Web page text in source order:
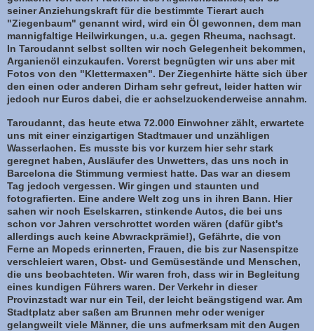
seiner Anziehungskraft für die bestimmte Tierart auch
"Ziegenbaum" genannt wird, wird ein Öl gewonnen, dem man
mannigfaltige Heilwirkungen, u.a. gegen Rheuma, nachsagt.
In Taroudannt selbst sollten wir noch Gelegenheit bekommen,
Arganienöl einzukaufen. Vorerst begnügten wir uns aber mit
Fotos von den "Klettermaxen". Der Ziegenhirte hätte sich über
den einen oder anderen Dirham sehr gefreut, leider hatten wir
jedoch nur Euros dabei, die er achselzuckenderweise annahm.
Taroudannt, das heute etwa 72.000 Einwohner zählt, erwartete
uns mit einer einzigartigen Stadtmauer und unzähligen
Wasserlachen. Es musste bis vor kurzem hier sehr stark
geregnet haben, Ausläufer des Unwetters, das uns noch in
Barcelona die Stimmung vermiest hatte. Das war an diesem
Tag jedoch vergessen. Wir gingen und staunten und
fotografierten. Eine andere Welt zog uns in ihren Bann. Hier
sahen wir noch Eselskarren, stinkende Autos, die bei uns
schon vor Jahren verschrottet worden wären (dafür gibt's
allerdings auch keine Abwrackprämie!), Gefährte, die von
Ferne an Mopeds erinnerten, Frauen, die bis zur Nasenspitze
verschleiert waren, Obst- und Gemüsestände und Menschen,
die uns beobachteten. Wir waren froh, dass wir in Begleitung
eines kundigen Führers waren. Der Verkehr in dieser
Provinzstadt war nur ein Teil, der leicht beängstigend war. Am
Stadtplatz aber saßen am Brunnen mehr oder weniger
gelangweilt viele Männer, die uns aufmerksam mit den Augen